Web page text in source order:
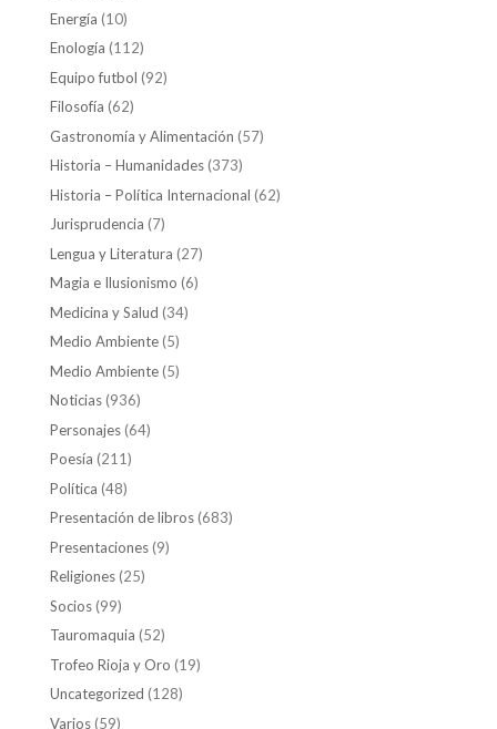
Energía (10)
Enología (112)
Equipo futbol (92)
Filosofía (62)
Gastronomía y Alimentación (57)
Historia – Humanidades(373)
Historia – Política Internacional (62)
Jurisprudencia (7)
Lengua y Literatura (27)
Magia e Ilusionismo (6)
Medicina y Salud (34)
Medio Ambiente(5)
Medio Ambiente(5)
Noticias(936)
Personajes(64)
Poesía (211)
Política (48)
Presentación de libros(683)
Presentaciones(9)
Religiones(25)
Socios(99)
Tauromaquia (52)
Trofeo Rioja y Oro (19)
Uncategorized (128)
Varios(59)